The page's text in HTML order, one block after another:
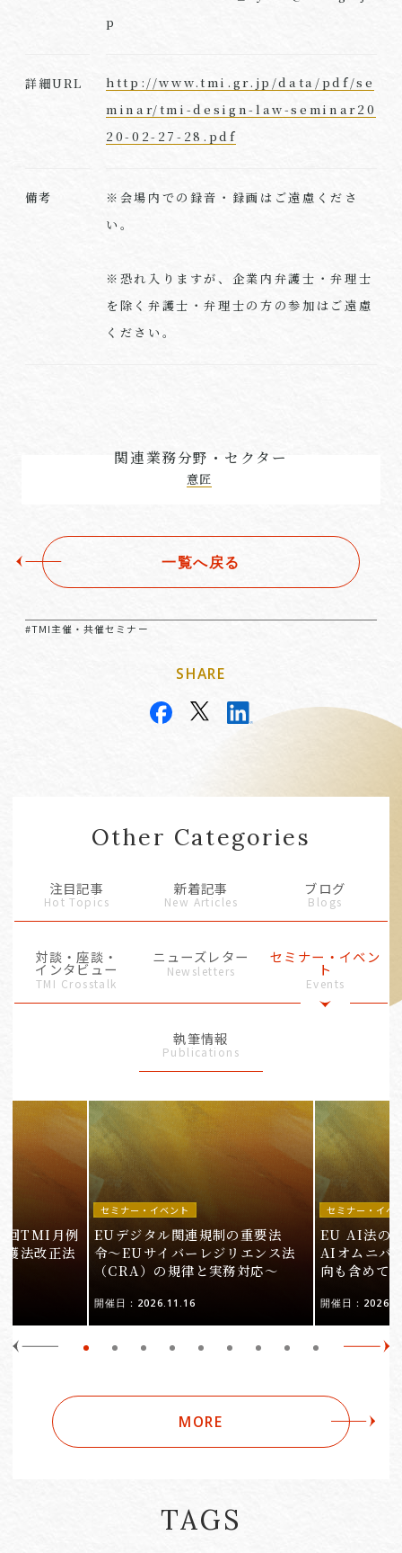
p
詳細URL
http://www.tmi.gr.jp/data/pdf/se
minar/tmi-design-law-seminar20
20-02-27-28.pdf
備考
※会場内での録音・録画はご遠慮くださ
い。
※恐れ入りますが、企業内弁護士・弁理士
を除く弁護士・弁理士の方の参加はご遠慮
ください。
関連業務分野・セクター
意匠
一覧へ戻る
#TMI主催・共催セミナー
SHARE
Other Categories
注目記事
Hot Topics
新着記事
New Articles
ブログ
Blogs
対談・座談・
インタビュー
TMI Crosstalk
ニューズレター
Newsletters
セミナー・イベン
ト
Events
執筆情報
Publications
回TMI月例
護法改正法
セミナー・イベント
EUデジタル関連規制の重要法
令〜EUサイバーレジリエンス法
（CRA）の規律と実務対応〜
開催日：2026.11.16
セミナー・イベ
EU AI法の
AIオムニバ
向も含めて
開催日：
MORE
TAGS